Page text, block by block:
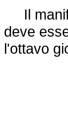
Il
deve
l'ottavo